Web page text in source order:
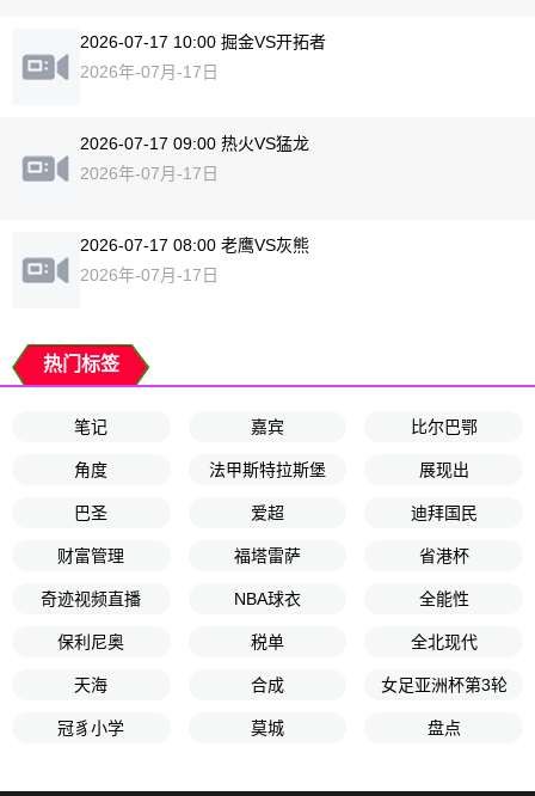
2026-07-17 10:00 掘金VS开拓者
2026年-07月-17日
2026-07-17 09:00 热火VS猛龙
2026年-07月-17日
2026-07-17 08:00 老鹰VS灰熊
2026年-07月-17日
热门标签
笔记 嘉宾 比尔巴鄂
角度 法甲斯特拉斯堡 展现出
巴圣 爱超 迪拜国民
财富管理 福塔雷萨 省港杯
奇迹视频直播 NBA球衣 全能性
保利尼奥 税单 全北现代
天海 合成 女足亚洲杯第3轮
冠豸小学 莫城 盘点